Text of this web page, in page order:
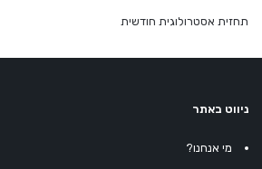
תחזית אסטרולוגית חודשית
ניווט באתר
מי אנחנו?